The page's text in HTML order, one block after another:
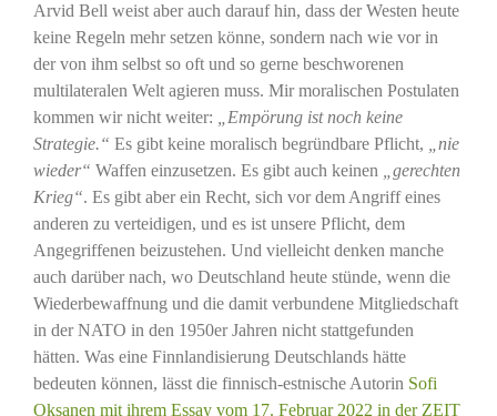
Arvid Bell weist aber auch darauf hin, dass der Westen heute
keine Regeln mehr setzen könne, sondern nach wie vor in
der von ihm selbst so oft und so gerne beschworenen
multilateralen Welt agieren muss. Mir moralischen Postulaten
kommen wir nicht weiter: „Empörung ist noch keine
Strategie.“ Es gibt keine moralisch begründbare Pflicht, „nie
wieder“ Waffen einzusetzen. Es gibt auch keinen „gerechten
Krieg“. Es gibt aber ein Recht, sich vor dem Angriff eines
anderen zu verteidigen, und es ist unsere Pflicht, dem
Angegriffenen beizustehen. Und vielleicht denken manche
auch darüber nach, wo Deutschland heute stünde, wenn die
Wiederbewaffnung und die damit verbundene Mitgliedschaft
in der NATO in den 1950er Jahren nicht stattgefunden
hätten. Was eine Finnlandisierung Deutschlands hätte
bedeuten können, lässt die finnisch-estnische Autorin Sofi
Oksanen mit ihrem Essay vom 17. Februar 2022 in der ZEIT